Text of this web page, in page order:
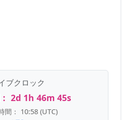
ブクロック
2d 1h 46m 45s
間： 10:58 (UTC)